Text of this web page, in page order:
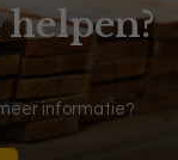
informatie?